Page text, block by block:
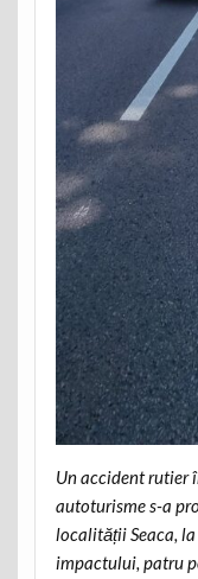
Un accident rutier
autoturisme s-a
localității Seaca,
impactului, patru